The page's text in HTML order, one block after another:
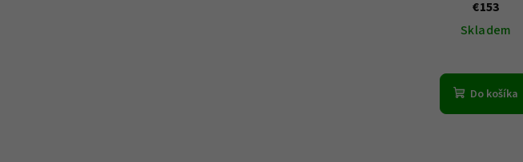
€153
Skladem
Do košíka